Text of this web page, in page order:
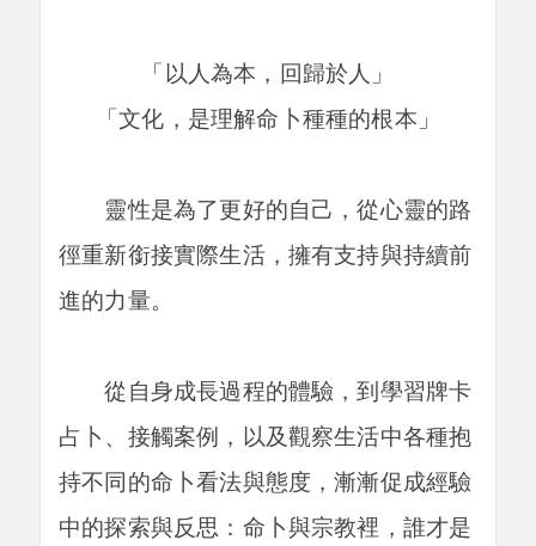
「以人為本，回歸於人」
「文化，是理解命卜種種的根本」
靈性是為了更好的自己，從心靈的路
徑重新銜接實際生活，擁有支持與持續前
進的力量。
從自身成長過程的體驗，到學習牌卡
占卜、接觸案例，以及觀察生活中各種抱
持不同的命卜看法與態度，漸漸促成經驗
中的探索與反思：命卜與宗教裡，誰才是